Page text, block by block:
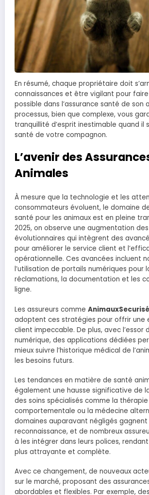
En résumé, chaque propriétaire doit
connaissances et être vigilant pour
possible dans l’assurance santé de son
processus, bien que complexe, vous
tranquillité d’esprit inestimable quand il
santé de votre compagnon.
L’avenir des
Animales
À mesure que la technologie et les
consommateurs évoluent, le domaine
santé pour les animaux est en pleine
2025, on observe une augmentation
évolutionnaires qui intègrent des
pour améliorer le service client et
opérationnelle. Ces avancées incluent
l’utilisation de portails numériques pour
réclamations, la documentation et les
ligne.
Les assureurs comme
adoptent ces stratégies pour offrir une
client impeccable. De plus, avec l’essor
numérique, des applications dédiées
mieux suivre l’historique médical de
les besoins futurs.
Les tendances en matière de santé
également une hausse significative de
des soins spécialisés comme la thérapie
comportementale ou la médecine
domaines auparavant négligés gagnent
reconnaissance, et de nombreux
à les intégrer dans leurs polices,
plus attrayante et complète.
Avec ce changement, de nouveaux
sur le marché, proposant des
abordables et flexibles. Par exemple,